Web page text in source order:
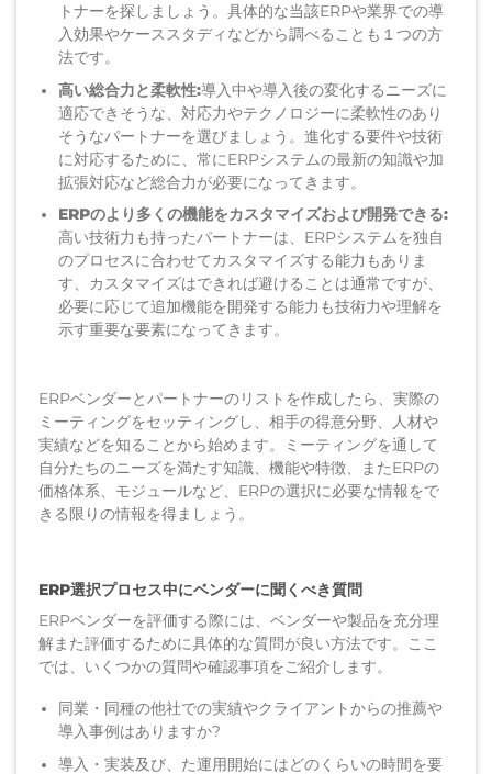
トナーを探しましょう。具体的な当該ERPや業界での導
入効果やケーススタディなどから調べること も１つの方
法です。
高い総合力と柔軟性:導入中や導入後の変化するニーズに
適応でき そうな、対応力やテクノロジーに柔軟性のあり
そうなパートナーを選びましょう。進化する要件や技術
に対応するために、常にERPシステムの最新の知識や加
拡張対応など総合力が必要になってきます。
ERPのより多くの機能をカスタマイズおよび開発できる:
高い技術力も持ったパートナーは、ERPシステムを独自
のプロセスに合わせてカスタマイズする能力もありま
す、
カスタマイズはできれば避ける ことは通常ですが、
必要に応じて追加機能を開発する能力も技術力や理解を
示す重要な要素になってきます。
ERPベンダーとパートナーのリストを作成したら、実際の
ミーティングをセッティングし、相手の得意分野、人材や
実績などを知ることから始めます。ミーティングを通して
自分たちのニーズを満たす知識、機能や特徴、またERPの
価格体系、モジュールなど、ERPの選択に必要な情報をで
きる限りの情報を得ましょう。
ERP選択プロセス中にベンダーに聞くべき質問
ERPベンダーを評価する際には、ベンダーや製品を充分理
解また評価するために具体的な質問が良い方法です。ここ
では、いくつかの質問や確認事項をご紹介します。
同業・同種の他社での実績やクライアントからの推薦や
導入事例はありますか?
導入・実装及び、た運用開始にはどのくらいの時間を要